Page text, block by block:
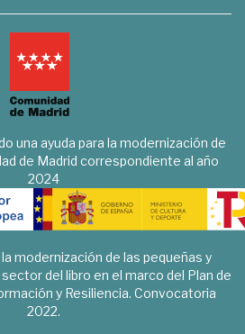
una ayuda para la modernización de
de Madrid correspondiente al año
2024
modernización de las pequeñas y
del libro en el marco del Plan de
y Resiliencia. Convocatoria
2022.